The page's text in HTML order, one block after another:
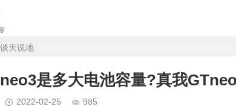
谈天说地
是多大电池容量?真我
2022-02-25 985